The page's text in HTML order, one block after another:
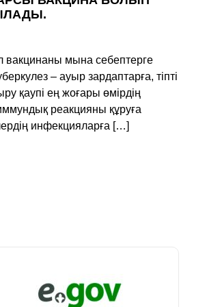
вакцинаны мына себептерге
– ауыр зардаптарға, тіпті
қаупі ең жоғары өмірдің
реакцияны құруға
инфекцияларға […]